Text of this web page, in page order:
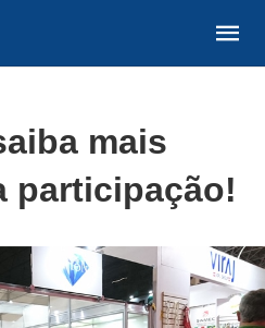
mais
participação!